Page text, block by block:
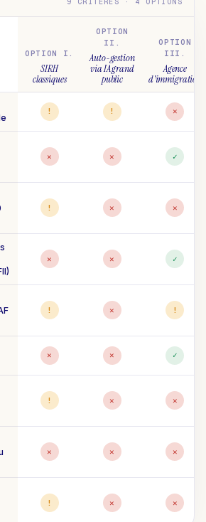
OPTION I.
SIRH
classiques
OPTION
II.
Auto-gestion
via IA grand
public
OPTION
III.
Agence
d'immigration
! ! ✕
✕ ✕ ✓
! ✕ ✕
✕ ✕ ✓
! ✕ !
✕ ✕ ✓
! ✕ ✕
✕ ✕ ✕
! ✕ ✕